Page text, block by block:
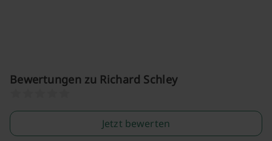
Bewertungen zu Richard Schley
Jetzt bewerten